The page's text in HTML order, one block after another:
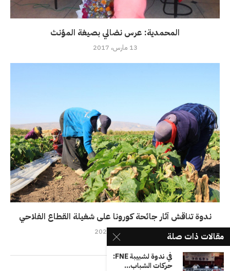
المحمدية: عرس نضالي بصيغة المؤنث
13 مارس، 2017
ندوة تناقش آثار جائحة كورونا على شغيلة القطاع الفلاحي
مقالات ذات صلة
في ندوة لشبيبة FNE:
حركات الشباب...